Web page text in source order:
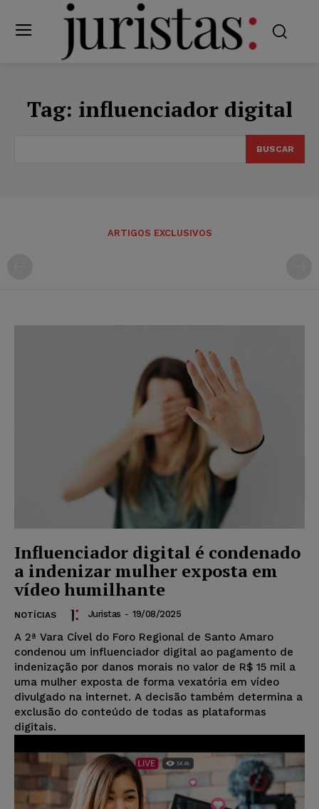
Tag: influenciador digital
BUSCAR
ARTIGOS EXCLUSIVOS
Influenciador digital é condenado
a indenizar mulher exposta em
vídeo humilhante
NOTÍCIAS Juristas - 19/08/2025
A 2ª Vara Cível do Foro Regional de Santo Amaro
condenou um influenciador digital ao pagamento de
indenização por danos morais no valor de R$ 15 mil a
uma mulher exposta de forma vexatória em vídeo
divulgado na internet. A decisão também determina a
exclusão do conteúdo de todas as plataformas
digitais.